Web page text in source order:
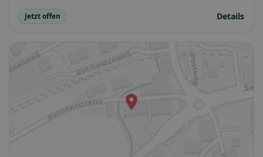
Jetzt offen Details